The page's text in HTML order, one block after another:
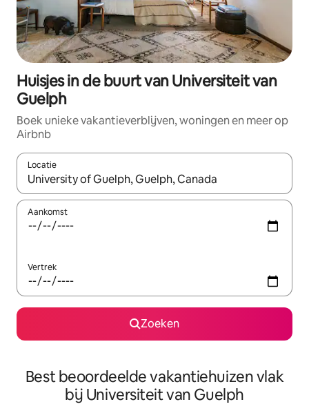
Huisjes in de buurt van Universiteit van
Guelph
Boek unieke vakantieverblijven, woningen en meer op
Airbnb
Locatie
Wanneer er suggesties beschikbaar zijn, maak je een keuze
Aankomst
Vertrek
Zoeken
Best beoordeelde vakantiehuizen vlak
bij Universiteit van Guelph